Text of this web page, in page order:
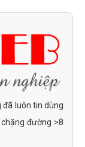
đã luôn tin dùng
đường >8